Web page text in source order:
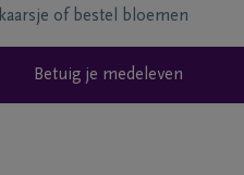
kaarsje of bestel bloemen
Betuig je medeleven